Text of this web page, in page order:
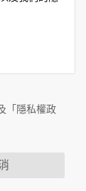
理在商業合
權保護政策
僱用或管理
動提供的個
權保護政
策。
「隱私權政